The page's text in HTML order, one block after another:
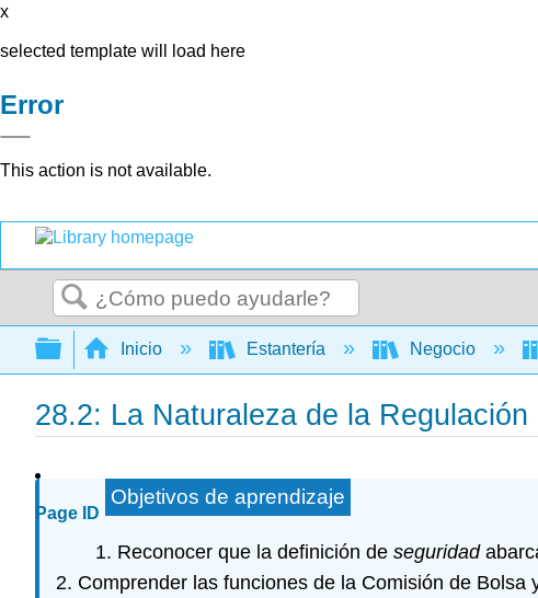
x
selected template will load here
Error
This action is not available.
Buscar
Expandir/contraer jerarquía global
Inicio Estantería Negocio
28.2: La Naturaleza de la Regulación
Page ID
Objetivos de aprendizaje
Reconocer que la definición de seguridad
Comprender las funciones de la Comisión de